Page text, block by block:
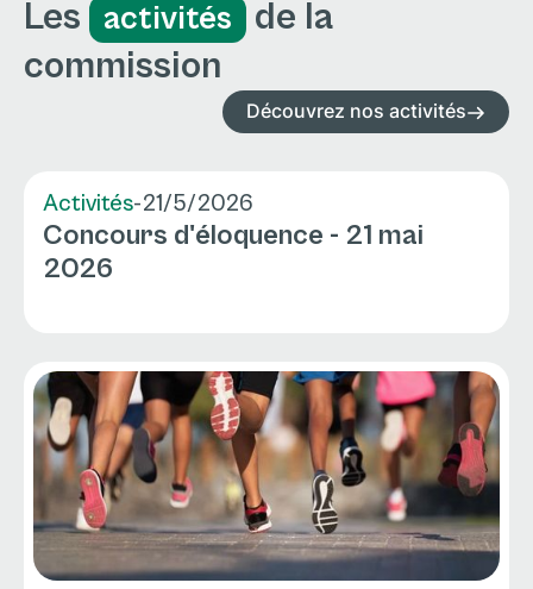
Les activités
de la
commission
Découvrez nos activités
Activités-21/5/2026
Concours d'éloquence - 21 mai
2026